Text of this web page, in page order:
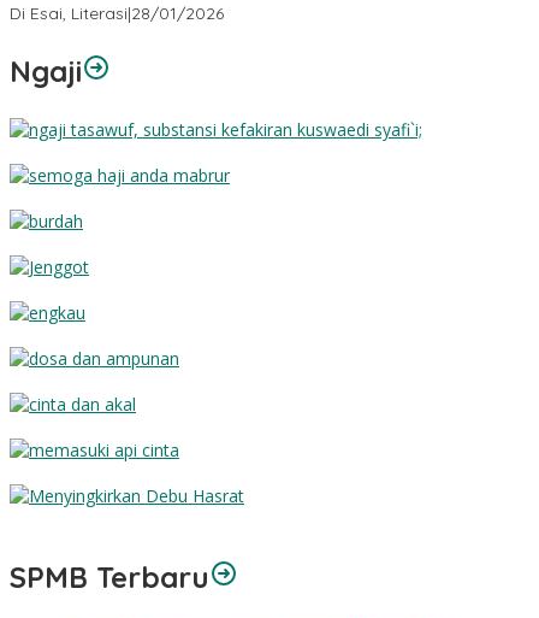
Di Esai, Literasi|28/01/2026
Ngaji
SPMB Terbaru